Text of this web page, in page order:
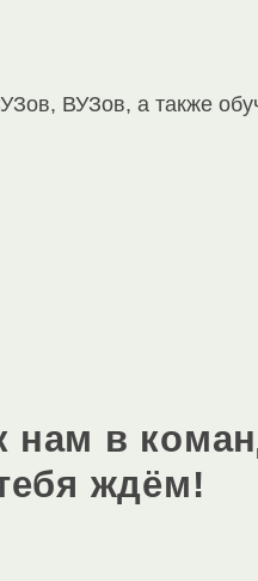
ВУЗов, а также
нам в
ждём!